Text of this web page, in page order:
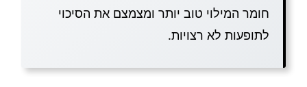
חומר המילוי טוב יותר ומצמצם את הסיכוי
לתופעות לא רצויות.